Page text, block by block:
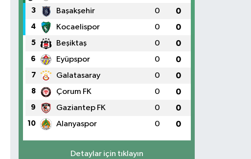
3 Başakşehir 0 0
4 Kocaelispor 0 0
5 Beşiktaş 0 0
6 Eyüpspor 0 0
7 Galatasaray 0 0
8 Çorum FK 0 0
9 Gaziantep FK 0 0
10 Alanyaspor 0 0
Detaylar için tıklayın